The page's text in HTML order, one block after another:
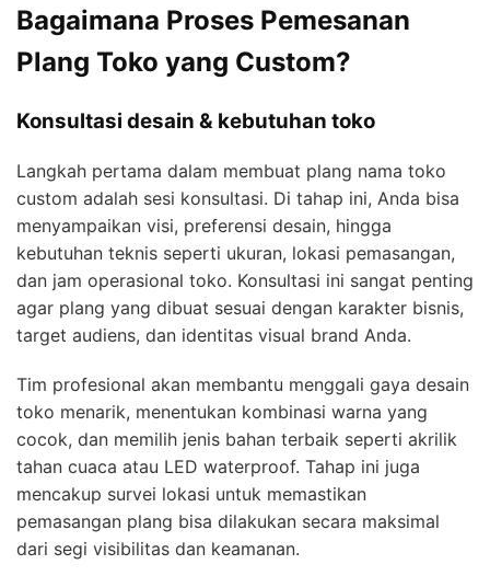
Bagaimana Proses Pemesanan
Plang Toko yang Custom?
Konsultasi desain & kebutuhan toko
Langkah pertama dalam membuat plang nama toko
custom adalah sesi konsultasi. Di tahap ini, Anda bisa
menyampaikan visi, preferensi desain, hingga
kebutuhan teknis seperti ukuran, lokasi pemasangan,
dan jam operasional toko. Konsultasi ini sangat penting
agar plang yang dibuat sesuai dengan karakter bisnis,
target audiens, dan identitas visual brand Anda.
Tim profesional akan membantu menggali gaya desain
toko menarik, menentukan kombinasi warna yang
cocok, dan memilih jenis bahan terbaik seperti akrilik
tahan cuaca atau LED waterproof. Tahap ini juga
mencakup survei lokasi untuk memastikan
pemasangan plang bisa dilakukan secara maksimal
dari segi visibilitas dan keamanan.